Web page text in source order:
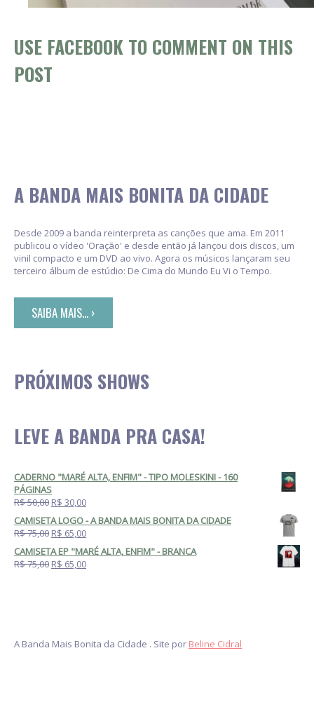
USE FACEBOOK TO COMMENT ON THIS
POST
A BANDA MAIS BONITA DA CIDADE
Desde 2009 a banda reinterpreta as canções que ama. Em 2011
publicou o vídeo 'Oração' e desde então já lançou dois discos, um
vinil compacto e um DVD ao vivo. Agora os músicos lançaram seu
terceiro álbum de estúdio: De Cima do Mundo Eu Vi o Tempo.
SAIBA MAIS... ›
PRÓXIMOS SHOWS
LEVE A BANDA PRA CASA!
CADERNO "MARÉ ALTA, ENFIM" - TIPO MOLESKINI - 160
PÁGINAS
R$ 50,00 R$ 30,00
CAMISETA LOGO - A BANDA MAIS BONITA DA CIDADE
R$ 75,00 R$ 65,00
CAMISETA EP "MARÉ ALTA, ENFIM" - BRANCA
R$ 75,00 R$ 65,00
A Banda Mais Bonita da Cidade . Site por Beline Cidral